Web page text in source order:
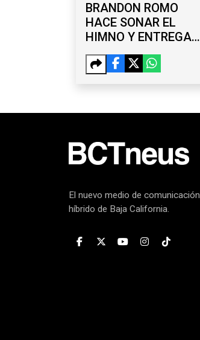
BRANDON ROMO
HACE SONAR EL
HIMNO Y ENTREGA
OTRA MEDALLA DE
ORO A BAJA
El nuevo medio de comunicación
híbrido de Baja California.